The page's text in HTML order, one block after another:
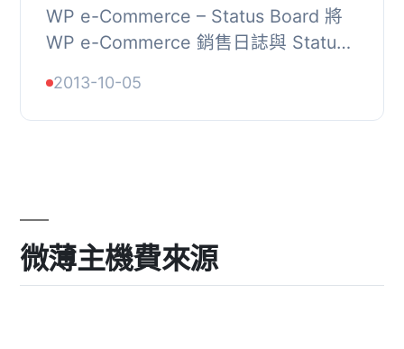
WP e-Commerce – Status Board 將
WP e-Commerce 銷售日誌與 Status
過按鈕或在 wp-admin 中 WP e-
Commerce 銷售...
2013-10-05
微薄主機費來源